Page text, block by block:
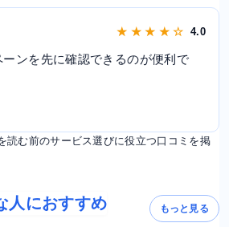
★ ★ ★ ★ ☆ 4.0
ンを先に確認できるのが便利で
読む前のサービス選びに役立つ口コミを掲
人におすすめ もっと見る